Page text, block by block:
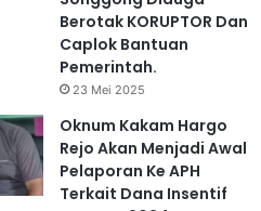
Berotak KORUPTOR Dan
Caplok Bantuan
Pemerintah.
23 Mei 2025
Oknum Kakam Hargo
Rejo Akan Menjadi Awal
Pelaporan Ke APH
Terkait Dana Insentif